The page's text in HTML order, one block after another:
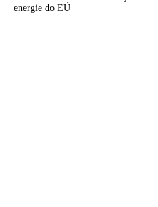
energie do EÚ